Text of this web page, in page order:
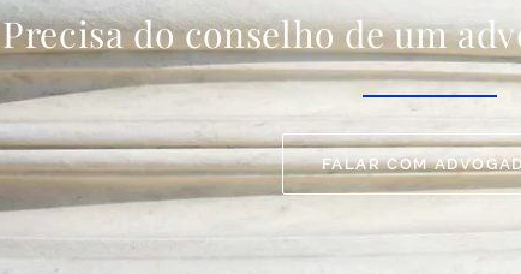
Precisa do conselho de um
FALAR COM